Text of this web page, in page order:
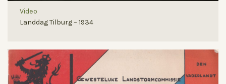
Video
Landdag Tilburg – 1934